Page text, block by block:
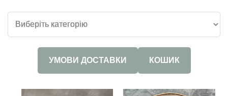
УМОВИ ДОСТАВКИ КОШИК